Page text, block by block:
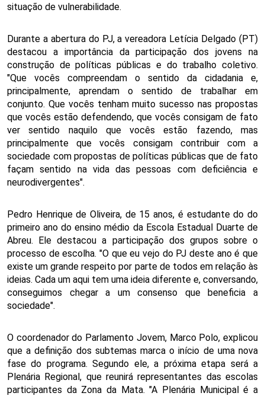
situação de vulnerabilidade.
Durante a abertura do PJ, a vereadora Letícia Delgado (PT)
destacou a importância da participação dos jovens na
construção de políticas públicas e do trabalho coletivo.
"Que vocês compreendam o sentido da cidadania e,
principalmente, aprendam o sentido de trabalhar em
conjunto. Que vocês tenham muito sucesso nas propostas
que vocês estão defendendo, que vocês consigam de fato
ver sentido naquilo que vocês estão fazendo, mas
principalmente que vocês consigam contribuir com a
sociedade com propostas de políticas públicas que de fato
façam sentido na vida das pessoas com deficiência e
neurodivergentes".
Pedro Henrique de Oliveira, de 15 anos, é estudante do do
primeiro ano do ensino médio da Escola Estadual Duarte de
Abreu. Ele destacou a participação dos grupos sobre o
processo de escolha. "O que eu vejo do PJ deste ano é que
existe um grande respeito por parte de todos em relação às
ideias. Cada um aqui tem uma ideia diferente e, conversando,
conseguimos chegar a um consenso que beneficia a
sociedade".
O coordenador do Parlamento Jovem, Marco Polo, explicou
que a definição dos subtemas marca o início de uma nova
fase do programa. Segundo ele, a próxima etapa será a
Plenária Regional, que reunirá representantes das escolas
participantes da Zona da Mata. "A Plenária Municipal é a